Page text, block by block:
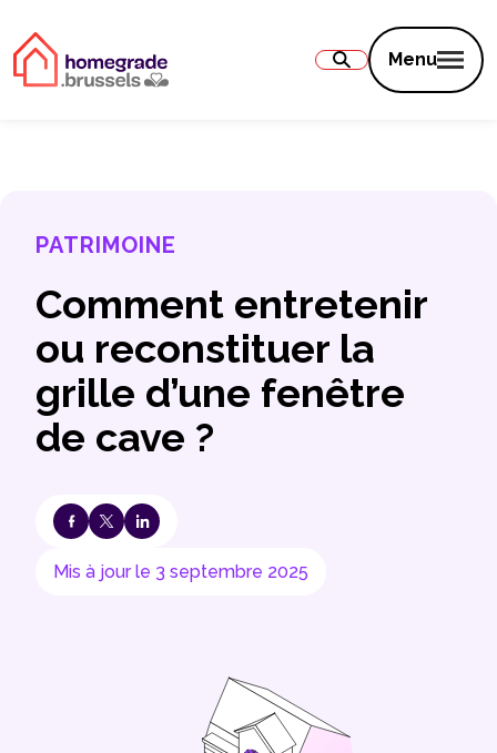
Menu
PATRIMOINE
Comment entretenir
ou reconstituer la
grille d’une fenêtre
de cave ?
Mis à jour le 3 septembre 2025